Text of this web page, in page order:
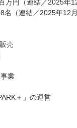
万円（連結／2025年
名（連結／2025年12月
売
業
＋」の運営